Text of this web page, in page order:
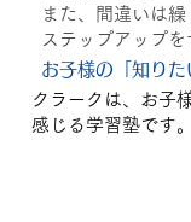
また、間違いは繰
ステップアップ
お子様の「知り
クラークは、お子
感じる学習塾です。